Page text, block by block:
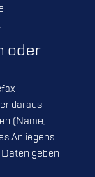
oder
daraus
(Name,
Anliegens
geben